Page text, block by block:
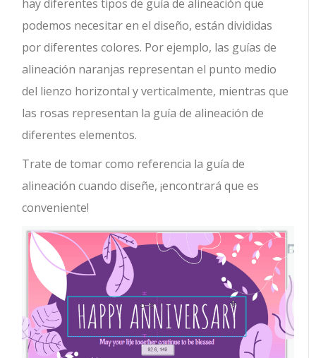
hay diferentes tipos de guía de alineación que
podemos necesitar en el diseño, están divididas
por diferentes colores. Por ejemplo, las guías de
alineación naranjas representan el punto medio
del lienzo horizontal y verticalmente, mientras que
las rosas representan la guía de alineación de
diferentes elementos.
Trate de tomar como referencia la guía de
alineación cuando diseñe, ¡encontrará que es
conveniente!